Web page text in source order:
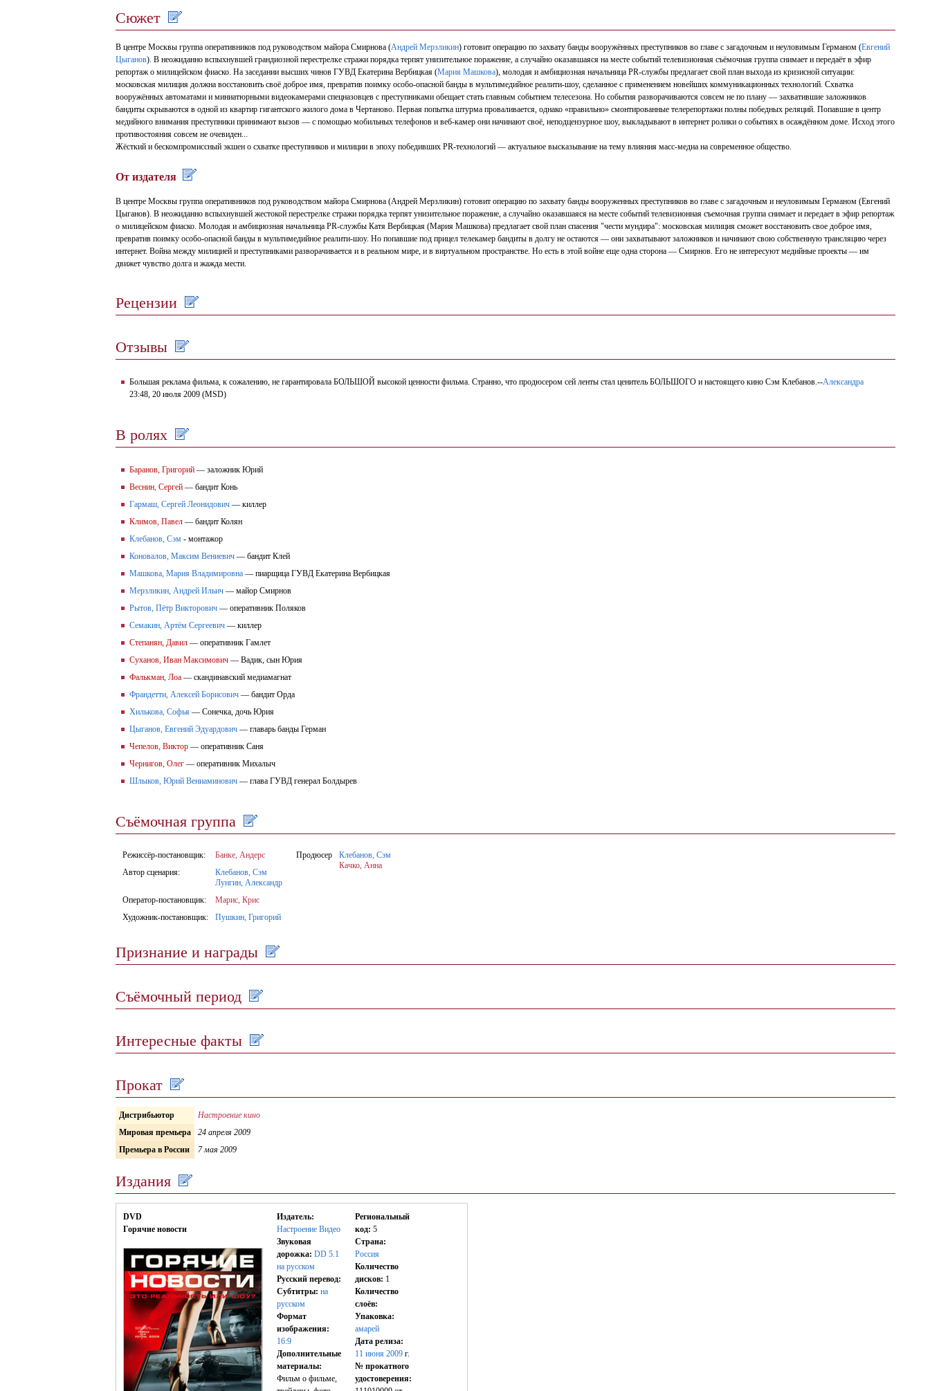
Сюжет
В центре Москвы группа оперативников под руководством майора Смирнова (Андрей Мерзликин) готовит операцию по захвату банды вооружённых преступников во главе с загадочным и неуловимым Германом (Евгений
Цыганов). В неожиданно вспыхнувшей грандиозной перестрелке стражи порядка терпят унизительное поражение, а случайно оказавшаяся на месте событий телевизионная съёмочная группа снимает и передаёт в эфир
репортаж о милицейском фиаско. На заседании высших чинов ГУВД Екатерина Вербицкая (Мария Машкова), молодая и амбициозная начальница PR-службы предлагает свой план выхода из кризисной ситуации:
московская милиция должна восстановить своё доброе имя, превратив поимку особо-опасной банды в мультимедийное реалити-шоу, сделанное с применением новейших коммуникационных технологий. Схватка
вооружённых автоматами и миниатюрными видеокамерами спецназовцев с преступниками обещает стать главным событием телесезона. Но события разворачиваются совсем не по плану — захватившие заложников
бандиты скрываются в одной из квартир гигантского жилого дома в Чертаново. Первая попытка штурма проваливается, однако «правильно» смонтированные телерепортажи полны победных реляций. Попавшие в центр
медийного внимания преступники принимают вызов — с помощью мобильных телефонов и веб-камер они начинают своё, неподцензурное шоу, выкладывают в интернет ролики о событиях в осаждённом доме. Исход этого
противостояния совсем не очевиден...
Жёсткий и бескомпромиссный экшен о схватке преступников и милиции в эпоху победивших PR-технологий — актуальное высказывание на тему влияния масс-медиа на современное общество.
От издателя
В центре Москвы группа оперативников под руководством майора Смирнова (Андрей Мерзликин) готовит операцию по захвату банды вооруженных преступников во главе с загадочным и неуловимым Германом (Евгений
Цыганов). В неожиданно вспыхнувшей жестокой перестрелке стражи порядка терпят унизительное поражение, а случайно оказавшаяся на месте событий телевизионная съемочная группа снимает и передает в эфир репортаж
о милицейском фиаско. Молодая и амбициозная начальница PR-службы Катя Вербицкая (Мария Машкова) предлагает свой план спасения "чести мундира": московская милиция сможет восстановить свое доброе имя,
превратив поимку особо-опасной банды в мультимедийное реалити-шоу. Но попавшие под прицел телекамер бандиты в долгу не остаются — они захватывают заложников и начинают свою собственную трансляцию через
интернет. Война между милицией и преступниками разворачивается и в реальном мире, и в виртуальном пространстве. Но есть в этой войне еще одна сторона — Смирнов. Его не интересуют медийные проекты — им
движет чувство долга и жажда мести.
Рецензии
Отзывы
Большая реклама фильма, к сожалению, не гарантировала БОЛЬШОЙ высокой ценности фильма. Странно, что продюсером сей ленты стал ценитель БОЛЬШОГО и настоящего кино Сэм Клебанов.--Александра
23:48, 20 июля 2009 (MSD)
В ролях
Баранов, Григорий — заложник Юрий
Веснин, Сергей — бандит Конь
Гармаш, Сергей Леонидович — киллер
Климов, Павел — бандит Колян
Клебанов, Сэм - монтажор
Коновалов, Максим Вениевич — бандит Клей
Машкова, Мария Владимировна — пиарщица ГУВД Екатерина Вербицкая
Мерзликин, Андрей Ильич — майор Смирнов
Рытов, Пётр Викторович — оперативник Поляков
Семакин, Артём Сергеевич — киллер
Степанян, Давил — оперативник Гамлет
Суханов, Иван Максимович — Вадик, сын Юрия
Фалькман, Лоа — скандинавский медиамагнат
Франдетти, Алексей Борисович — бандит Орда
Хилькова, Софья — Сонечка, дочь Юрия
Цыганов, Евгений Эдуардович — главарь банды Герман
Чепелов, Виктор — оперативник Саня
Чернигов, Олег — оперативник Михалыч
Шлыков, Юрий Вениаминович — глава ГУВД генерал Болдырев
Съёмочная группа
Режиссёр-постановщик:
Банке, Андерс
Автор сценария:
Клебанов, Сэм
Лунгин, Александр
Оператор-постановщик:
Марис, Крис
Художник-постановщик:
Пушкин, Григорий
Продюсер
Клебанов, Сэм
Качко, Анна
Признание и награды
Съёмочный период
Интересные факты
Прокат
Дистрибьютор
Настроение кино
Мировая премьера
24 апреля 2009
Премьера в России
7 мая 2009
Издания
DVD
Горячие новости
Издатель:
Настроение Видео
Звуковая
дорожка: DD 5.1
на русском
Русский перевод:
Субтитры: на
русском
Формат
изображения:
16:9
Дополнительные
материалы:
Фильм о фильме,
Региональный
код: 5
Страна:
Россия
Количество
дисков: 1
Количество
слоёв:
Упаковка:
амарей
Дата релиза:
11 июня 2009 г.
№ прокатного
удостоверения: